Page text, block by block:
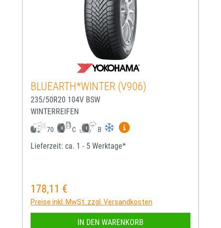
BLUEARTH*WINTER (V906)
235/50R20 104V BSW
WINTERREIFEN
70 C B
Mehr Informationen zum
Lieferzeit: ca. 1 - 5 Werktage*
Regulärer Preis:
178,11 €
Preise inkl. MwSt. zzgl. Versandkosten
IN DEN WARENKORB